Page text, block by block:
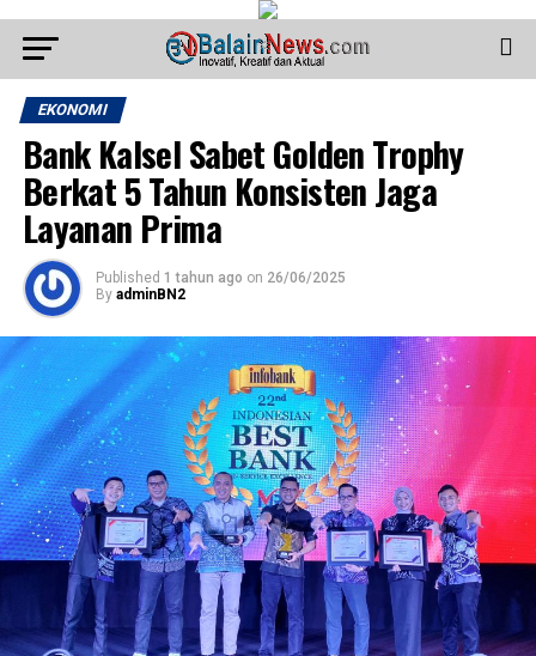
EKONOMI
Bank Kalsel Sabet Golden Trophy
Berkat 5 Tahun Konsisten Jaga
Layanan Prima
Published 1 tahun ago on 26/06/2025
By adminBN2